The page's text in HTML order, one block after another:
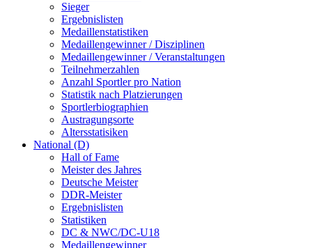
Sieger
Ergebnislisten
Medaillenstatistiken
Medaillengewinner / Disziplinen
Medaillengewinner / Veranstaltungen
Teilnehmerzahlen
Anzahl Sportler pro Nation
Statistik nach Platzierungen
Sportlerbiographien
Austragungsorte
Altersstatisiken
National (D)
Hall of Fame
Meister des Jahres
Deutsche Meister
DDR-Meister
Ergebnislisten
Statistiken
DC & NWC/DC-U18
Medaillengewinner